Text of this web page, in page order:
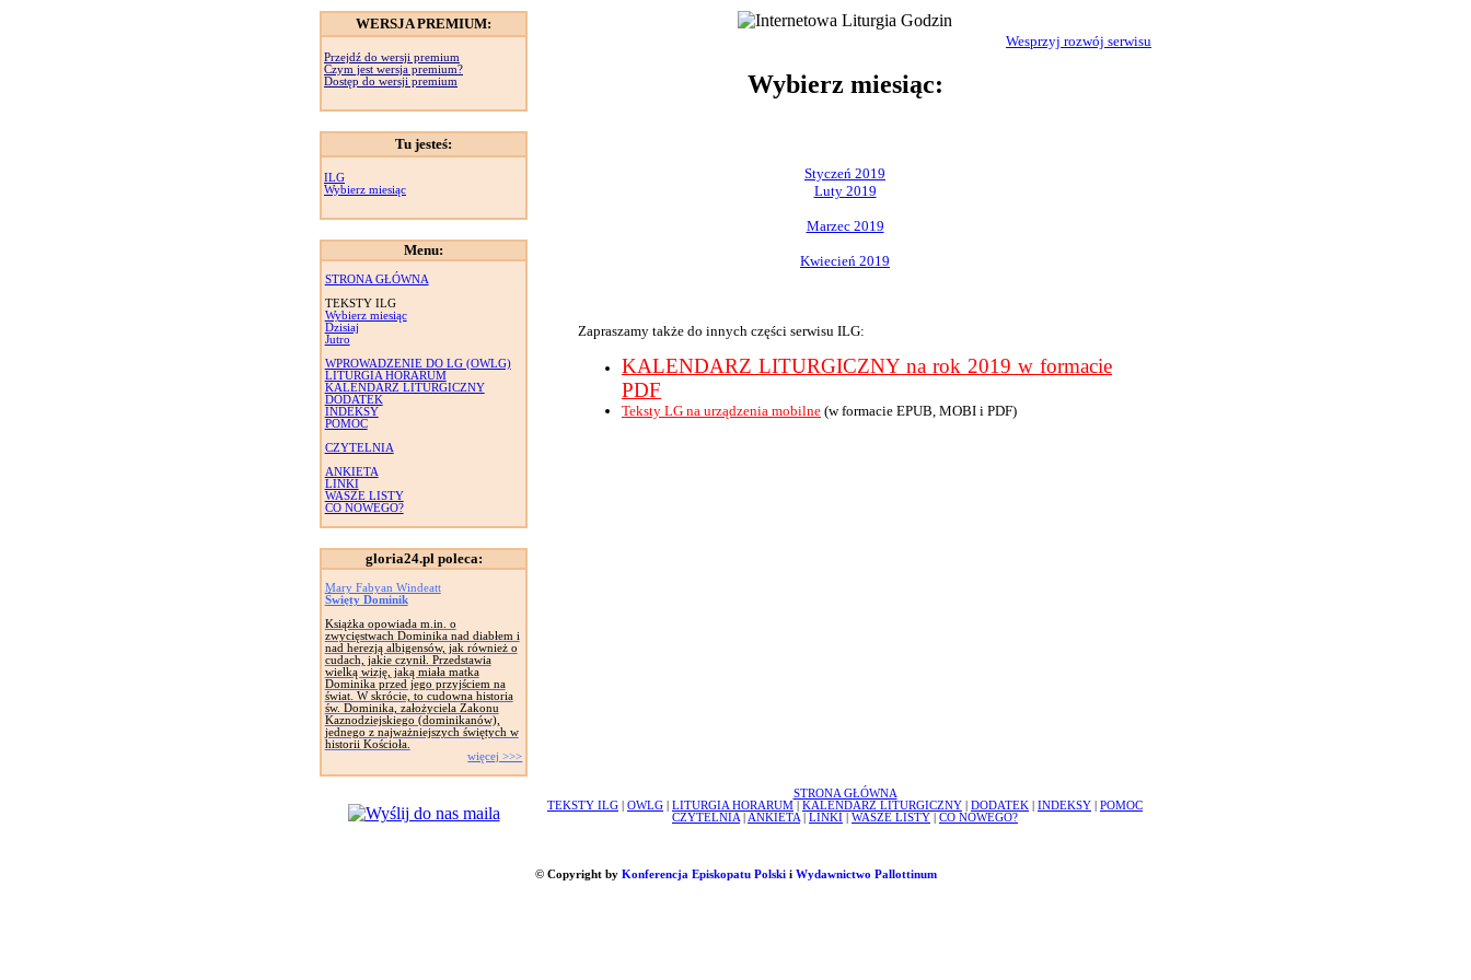
WERSJA PREMIUM:
Przejdź do wersji premium
Czym jest wersja premium?
Dostęp do wersji premium
Tu jesteś:
ILG
Wybierz miesiąc
Menu:
STRONA GŁÓWNA
TEKSTY ILG
Wybierz miesiąc
Dzisiaj
Jutro
WPROWADZENIE DO LG (OWLG)
LITURGIA HORARUM
KALENDARZ LITURGICZNY
DODATEK
INDEKSY
POMOC
CZYTELNIA
ANKIETA
LINKI
WASZE LISTY
CO NOWEGO?
gloria24.pl poleca:
Mary Fabyan Windeatt
Święty Dominik
Książka opowiada m.in. o
zwycięstwach Dominika nad diabłem i
nad herezją albigensów, jak również o
cudach, jakie czynił. Przedstawia
wielką wizję, jaką miała matka
Dominika przed jego przyjściem na
świat. W skrócie, to cudowna historia
św. Dominika, założyciela Zakonu
Kaznodziejskiego (dominikanów),
jednego z najważniejszych świętych w
historii Kościoła.
więcej >>>
Wesprzyj rozwój serwisu
Wybierz miesiąc:
Styczeń 2019
Luty 2019
Marzec 2019
Kwiecień 2019
Zapraszamy także do innych części serwisu ILG:
KALENDARZ LITURGICZNY na rok 2019 w formacie
PDF
Teksty LG na urządzenia mobilne (w formacie EPUB, MOBI i PDF)
STRONA GŁÓWNA
TEKSTY ILG
OWLG LITURGIA HORARUM KALENDARZ LITURGICZNY DODATEK INDEKSY
POMOC
CZYTELNIA
ANKIETA LINKI WASZE LISTY CO NOWEGO?
© Copyright by Konferencja Episkopatu Polskii Wydawnictwo Pallottinum